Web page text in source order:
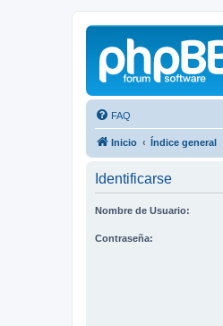
FAQ
Inicio Índice general
Identificarse
Nombre de Usuario:
Contraseña: